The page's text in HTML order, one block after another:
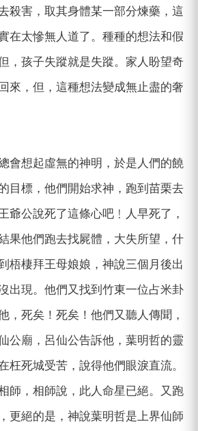
殺害，取其身體某一部分煉藥，這
在太慘無人道了。種種的想法和假
，孩子失蹤就是失蹤。家人盼望奇
來，但，這種想法變成無止盡的奢
會想起虛無的神明，於是人們的饒
目標，他們開始求神，跑到苗栗去
爺公說死了這條心吧﹗人早死了，
果他們跑去找屍體，大失所望，什
梧棲拜王母娘娘，神說三個月後出
出現。他們又找到竹東一位占米卦
，死矣！死矣！他們又聽人傳聞，
公廟，呂仙公告訴他，葉明哲的靈
枉死城受苦，說得他們眼淚直流。
師，相師說，此人命星已絕。又跑
更絕的是，神說葉明哲是上界仙師